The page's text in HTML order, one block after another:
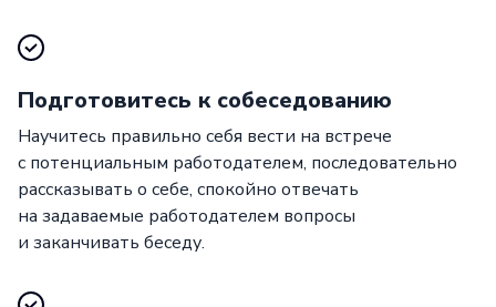
Подготовитесь к собеседованию
Научитесь правильно себя вести на встрече
с потенциальным работодателем, последовательно
рассказывать о себе, спокойно отвечать
на задаваемые работодателем вопросы
и заканчивать беседу.